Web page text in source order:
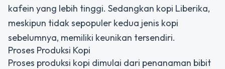
kafein yang lebih tinggi. Sedangkan kopi Liberika,
meskipun tidak sepopuler kedua jenis kopi
sebelumnya, memiliki keunikan tersendiri.
Proses Produksi Kopi
Proses produksi kopi dimulai dari penanaman bibit